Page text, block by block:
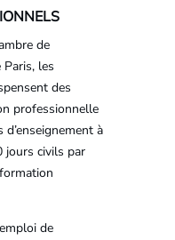
de
Paris, les
des
professionnelle
à
jours civils par
de